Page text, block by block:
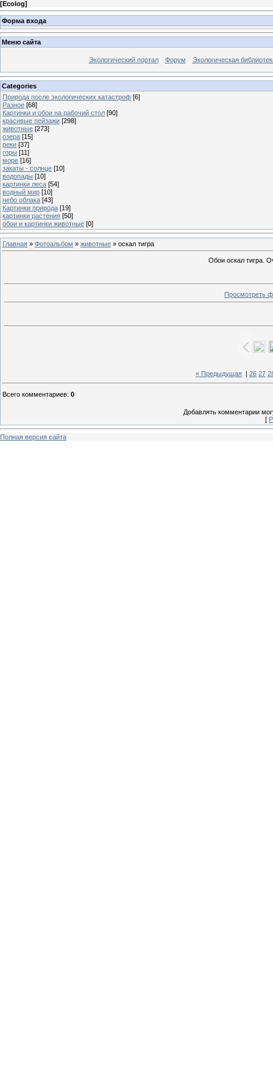
[Ecolog]
Форма входа
Меню сайта
Экологический портал Форум Экологическая
Categories
Природа после экологических катастроф [6]
Разное [68]
Картинки и обои на рабочий стол [90]
красивые пейзажи [298]
животные [273]
озера [15]
реки [37]
горы [11]
море [16]
закаты - солнце [10]
водопады [10]
картинки леса [54]
водный мир [10]
небо облака [43]
Картинки природа [19]
картинки растения [50]
обои и картинки животные [0]
Главная » Фотоальбом » животные » оскал тигра
Обои оскал тигра.
Просмотреть
« Предыдущая 26 27
Всего комментариев: 0
Добавлять комментарии
[
Полная версия сайта